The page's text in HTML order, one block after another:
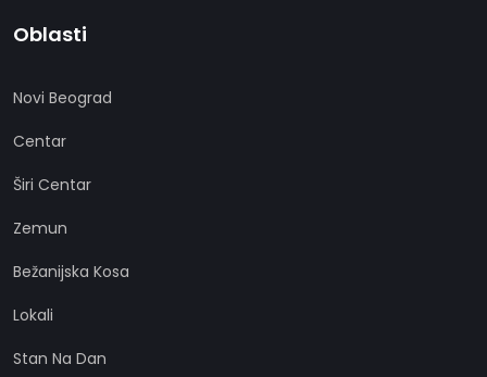
Oblasti
Novi Beograd
Centar
Širi Centar
Zemun
Bežanijska Kosa
Lokali
Stan Na Dan